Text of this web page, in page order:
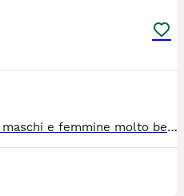
Disponibili cuccioli di 3 mesi maschi e femmine molto belli pronti alla consegna alla nuova famiglia. I cuccioli che noi proponiamo sono tutti nati rigorosamente presso il nostro allevamento riconosciuto ENCI e FCI di cui sono visibili i genitori. I cani vengono consegnati con: ✔️ Pedigree ENCI e documentazione sanitaria completa ✔️Microchip inserito, quindi già iscritto all'anagrafe canina ✔️ Ciclo di vaccinazioni completo ✔️ Sverminazione ✔️ Libretto sanitario ✔️ Abituati a fare i bisogni sulla traversina assorbente ✔️Mangiano crocchette secche 📍 Vieni a conoscerci: 👉Allevamento della famiglia Contarini – Solarolo, Emilia Romagna 📞 Contattaci ora per maggiori info e prezzi, visite tutti i giorni previo appuntamento 3386303108 🌐www.canimaltesi.it INSTAGRAM: @allevamentofamigliacontarini